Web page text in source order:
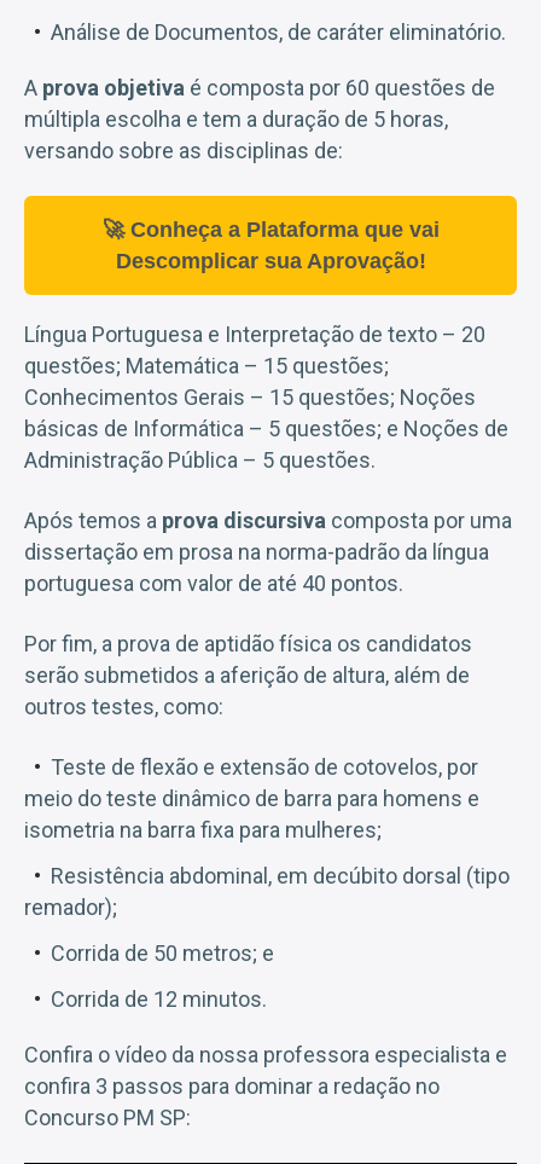
Análise de Documentos, de caráter eliminatório.
A prova objetiva é composta por 60 questões de
múltipla escolha e tem a duração de 5 horas,
versando sobre as disciplinas de:
🚀 Conheça a Plataforma que vai
Descomplicar sua Aprovação!
Língua Portuguesa e Interpretação de texto – 20
questões; Matemática – 15 questões;
Conhecimentos Gerais – 15 questões; Noções
básicas de Informática – 5 questões; e Noções de
Administração Pública – 5 questões.
Após temos a prova discursiva composta por uma
dissertação em prosa na norma-padrão da língua
portuguesa com valor de até 40 pontos.
Por fim, a prova de aptidão física os candidatos
serão submetidos a aferição de altura, além de
outros testes, como:
Teste de flexão e extensão de cotovelos, por
meio do teste dinâmico de barra para homens e
isometria na barra fixa para mulheres;
Resistência abdominal, em decúbito dorsal (tipo
remador);
Corrida de 50 metros; e
Corrida de 12 minutos.
Confira o vídeo da nossa professora especialista e
confira 3 passos para dominar a redação no
Concurso PM SP: